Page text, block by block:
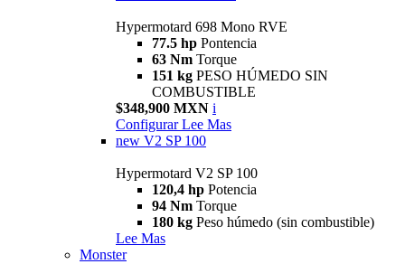
Hypermotard 698 Mono RVE
77.5 hp Pontencia
63 Nm Torque
151 kg PESO HÚMEDO SIN
COMBUSTIBLE
$348,900 MXN i
Configurar Lee Mas
new V2 SP 100
Hypermotard V2 SP 100
120,4 hp Potencia
94 Nm Torque
180 kg Peso húmedo (sin combustible)
Lee Mas
Monster